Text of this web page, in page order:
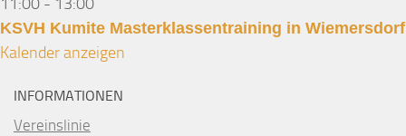
KSVH Kumite Masterklassentraining in Wiemersdorf
Kalender anzeigen
INFORMATIONEN
Vereinslinie